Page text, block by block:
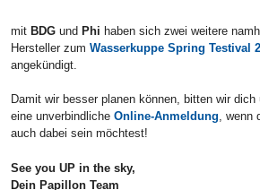
mit BDGund Phi haben sich zwei weitere
Hersteller zum Wasserkuppe Spring Testival
angekündigt.
Damit wir besser planen können, bitten wir dich
eine unverbindliche Online-Anmeldung, wenn
auch dabei sein möchtest!
See you UP in the sky,
Dein Papillon Team